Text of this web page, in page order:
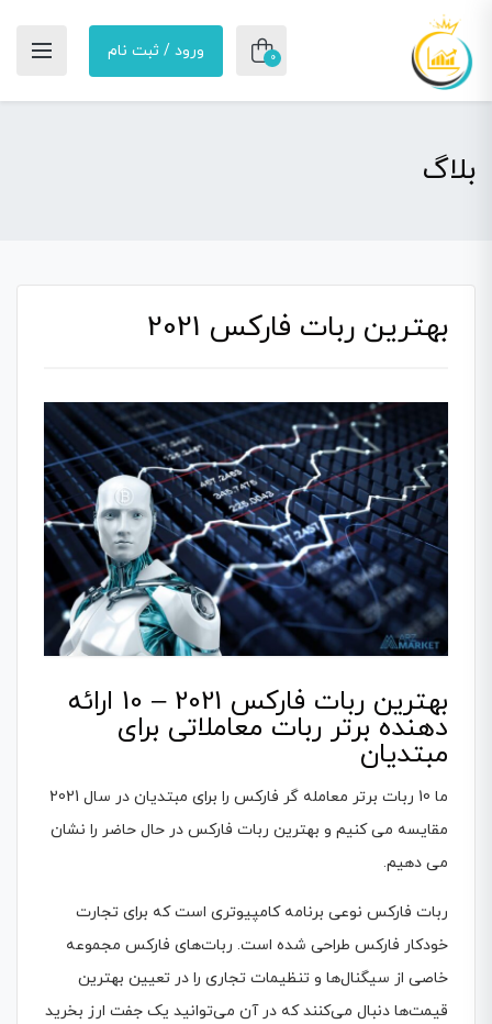
0 ورود / ثبت نام
بلاگ
بهترین ربات فارکس 2021
بهترین ربات فارکس 2021 – 10 ارائه
دهنده برتر ربات معاملاتی برای
مبتدیان
ما 10 ربات برتر معامله گر فارکس را برای مبتدیان در سال 2021
مقایسه می کنیم و بهترین ربات فارکس در حال حاضر را نشان
می دهیم.
ربات فارکس نوعی برنامه کامپیوتری است که برای تجارت
خودکار فارکس طراحی شده است. ربات‌های فارکس مجموعه
خاصی از سیگنال‌ها و تنظیمات تجاری را در تعیین بهترین
قیمت‌ها دنبال می‌کنند که در آن می‌توانید یک جفت ارز بخرید